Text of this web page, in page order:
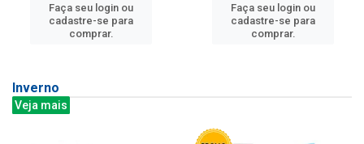
Faça seu login ou
cadastre-se para
comprar.
Faça seu login ou
cadastre-se para
comprar.
Inverno
Veja mais